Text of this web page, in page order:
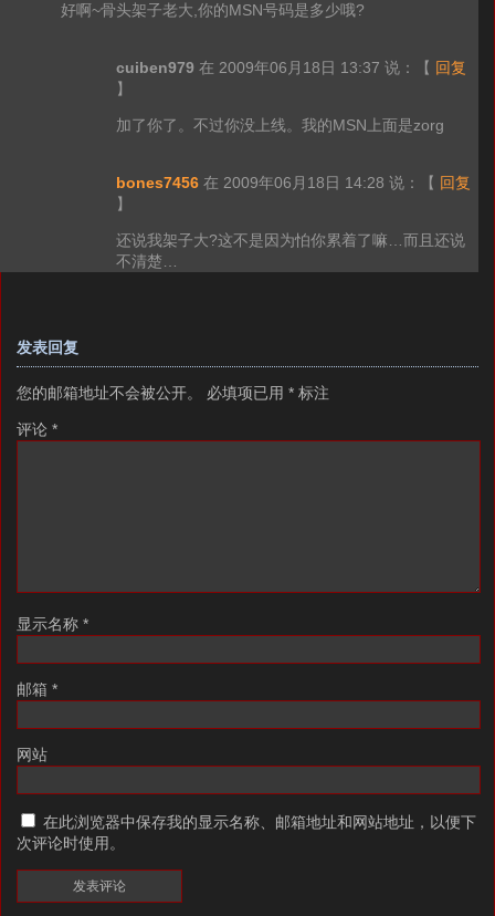
好啊~骨头架子老大,你的MSN号码是多少哦?
cuiben979 在 2009年06月18日 13:37 说： 【 回复
】
加了你了。不过你没上线。我的MSN上面是zorg
bones7456 在 2009年06月18日 14:28 说： 【 回复
】
还说我架子大?这不是因为怕你累着了嘛…而且还说
不清楚…
发表回复
您的邮箱地址不会被公开。 必填项已用 * 标注
评论 *
显示名称 *
邮箱 *
网站
在此浏览器中保存我的显示名称、邮箱地址和网站地址，以便下
次评论时使用。